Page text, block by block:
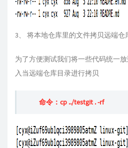
3、 将本地仓库里的文件拷贝远端仓
为了方便测试我们将一些代码统一
入当远端仓库目录进行拷贝
命令：cp ../testgit . -rf